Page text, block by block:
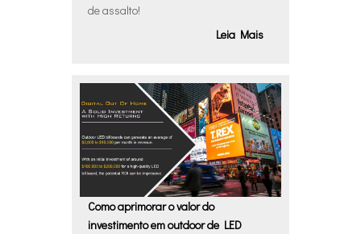
de assalto!
Leia Mais
Como aprimorar o valor do
investimento em outdoor de LED